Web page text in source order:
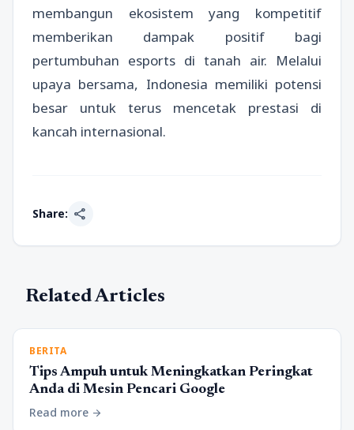
membangun ekosistem yang kompetitif
memberikan dampak positif bagi
pertumbuhan esports di tanah air. Melalui
upaya bersama, Indonesia memiliki potensi
besar untuk terus mencetak prestasi di
kancah internasional.
Share: share
Related Articles
BERITA
Tips Ampuh untuk Meningkatkan Peringkat
Anda di Mesin Pencari Google
Read more arrow_forward